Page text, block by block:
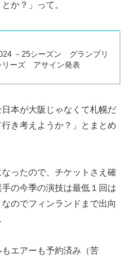
か？」って。
－25シーズン グランプリ
リーズ アサイン発表
本が大阪じゃなくて札幌だ
き考えようか？」とまとめ
ったので、チケットさえ確
の今季の演技は最低１回は
のでフィンランドまで出向
エアーも予約済み（苦